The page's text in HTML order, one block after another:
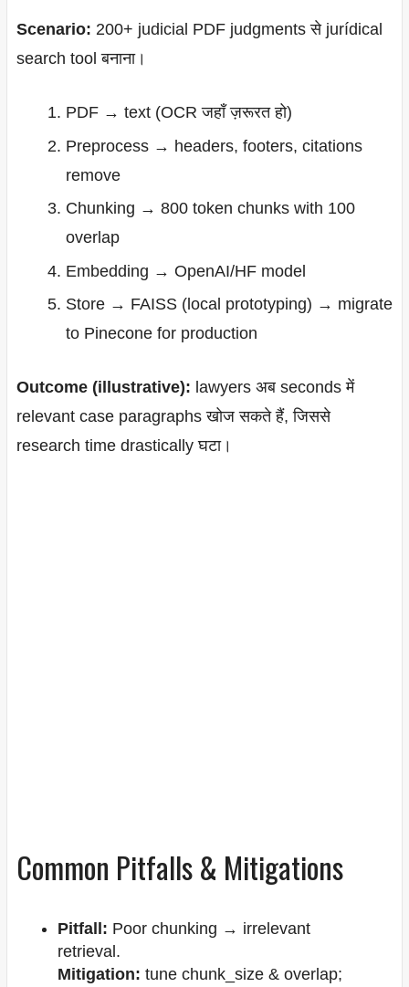
Scenario: 200+ judicial PDF judgments से jurídical
search tool बनाना।
PDF → text (OCR जहाँ ज़रूरत हो)
Preprocess → headers, footers, citations
remove
Chunking → 800 token chunks with 100
overlap
Embedding → OpenAI/HF model
Store → FAISS (local prototyping) → migrate
to Pinecone for production
Outcome (illustrative): lawyers अब seconds में
relevant case paragraphs खोज सकते हैं, जिससे
research time drastically घटा।
Common Pitfalls & Mitigations
Pitfall: Poor chunking → irrelevant
retrieval.
Mitigation: tune chunk_size & overlap;